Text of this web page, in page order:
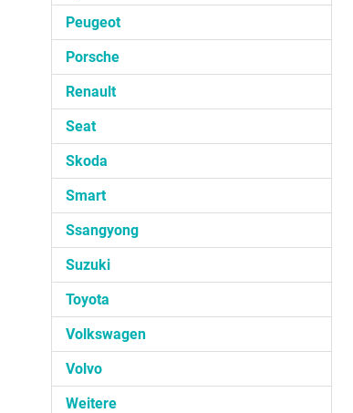
Peugeot
Porsche
Renault
Seat
Skoda
Smart
Ssangyong
Suzuki
Toyota
Volkswagen
Volvo
Weitere